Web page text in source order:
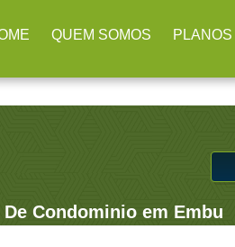
QUEM SOMOS
Condominio em Embu